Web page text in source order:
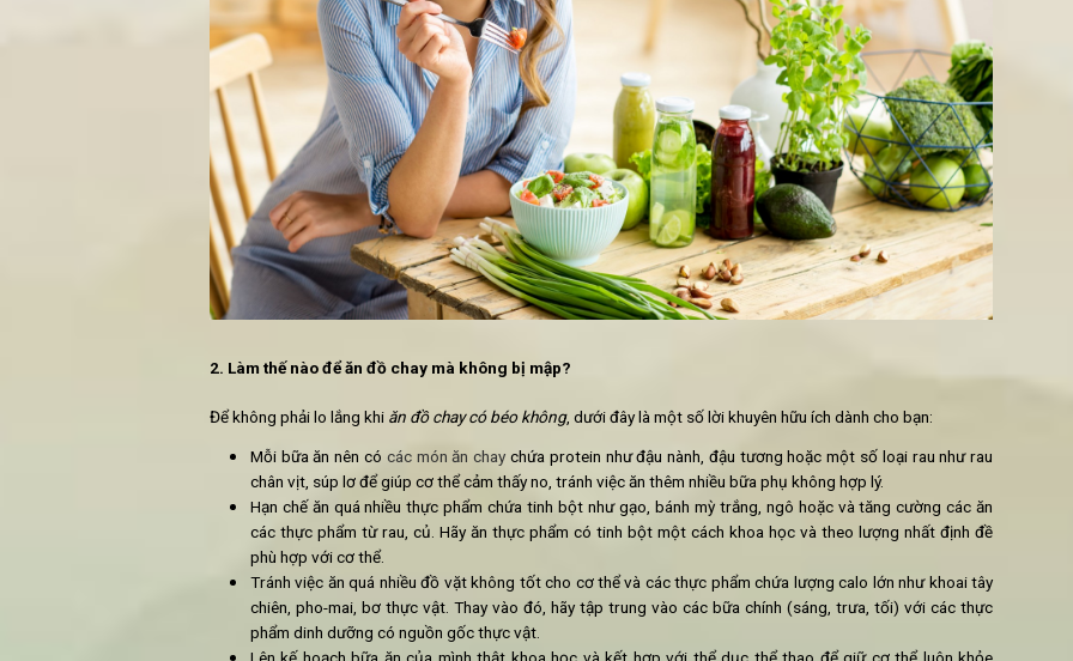
mỗi ngày. Đặc biệt các đồ ăn vặt đóng gói chứa một lượng calo không hề nhỏ và không có tác
dinh dưỡng cho bạn.
Bạn đang ăn quá nhiều
Chuyển sang chế độ ăn chay tập trung vào các loại ngũ cốc nguyên hạt cũng như rau, trái cây, quả
bơ. Một lý do rất đơn giản là lượng dinh dưỡng bạn nạp vào cơ thể vượt quá nhu cầu của bạn.
phẩm này thực sự lành mạnh nhưng có xu hướng cho phép bạn ăn nhiều hơn dẫn đến tình trạng thừa
ra việc ăn quá nhiều đồ ăn vặt cũng sẽ dẫn đến bỏ các bữa chính gồm rau, củ, quả và các món ăn
và dưỡng chất có lợi khác.